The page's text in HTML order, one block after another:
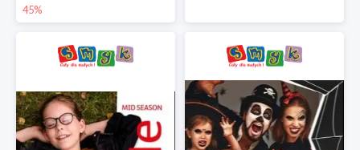
45%